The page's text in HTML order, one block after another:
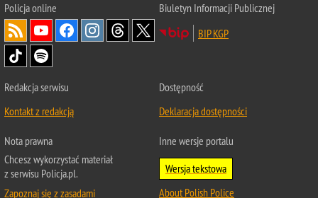
Policjaonline
Biuletyn Informacji Publicznej
BIP KGP
Redakcja serwisu
Kontakt z redakcją
Dostępność
Deklaracja dostępności
Nota prawna
Chcesz wykorzystać materiał
z serwisu Policja.pl.
Zapoznaj się z zasadami
Inne wersje portalu
Wersja tekstowa
About Polish Police